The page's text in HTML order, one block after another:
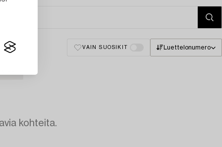
VAIN SUOSIKIT Luettelonumero
kohteita.